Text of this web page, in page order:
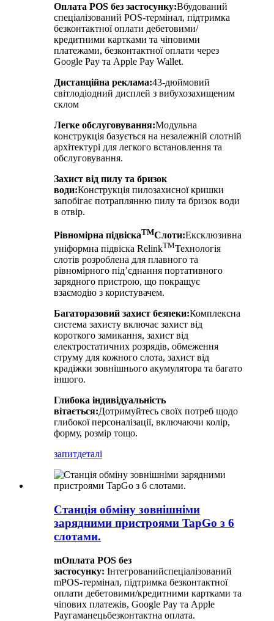
Оплата POS без застосунку:Вбудований
спеціалізований POS-термінал, підтримка
безконтактної оплати дебетовими/
кредитними картками та чіповими
платежами, безконтактної оплати через
Google Pay та Apple Pay Wallet.
Дистанційна реклама:43-дюймовий
світлодіодний дисплей з вибухозахищеним
склом
Легке обслуговування:Модульна
конструкція базується на незалежній слотній
архітектурі для легкого встановлення та
обслуговування.
Захист від пилу та бризок
води:Конструкція пилозахисної кришки
запобігає потраплянню пилу та бризок води
в отвір.
Рівномірна підвіскаTMСлоти:Ексклюзивна
уніформна підвіска RelinkTMТехнологія
слотів розроблена для плавного та
рівномірного під’єднання портативного
зарядного пристрою, що покращує
взаємодію з користувачем.
Багаторазовий захист безпеки:Комплексна
система захисту включає захист від
короткого замикання, захист від
електростатичних розрядів, обмеження
струму для кожного слота, захист від
крадіжки зовнішнього акумулятора та багато
іншого.
Глибока індивідуальність
вітається:Дотримуйтесь своїх потреб щодо
глибокої персоналізації, включаючи колір,
форму, розмір тощо.
запитдеталі
Станція обміну зовнішніми
зарядними пристроями TapGo з 6
слотами.
mОплата POS без
застосунку: Інтегрованийспеціалізований
mPOS-термінал, підтримка безконтактної
оплати дебетовими/кредитними картками та
чіпових платежів, Google Pay та Apple
Payгаманецьбезконтактна оплата.